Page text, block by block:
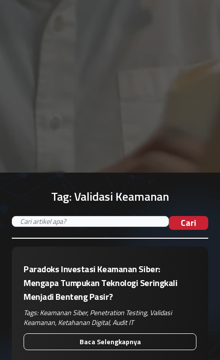
Tag:Validasi Keamanan
Cari
Paradoks Investasi Keamanan Siber:
Mengapa Tumpukan Teknologi Seringkali
Menjadi Benteng Pasir?
Tags:Keamanan Siber,Penetration Testing, Validasi
Keamanan,Ketahanan Digital,Audit IT
Baca Selengkapnya